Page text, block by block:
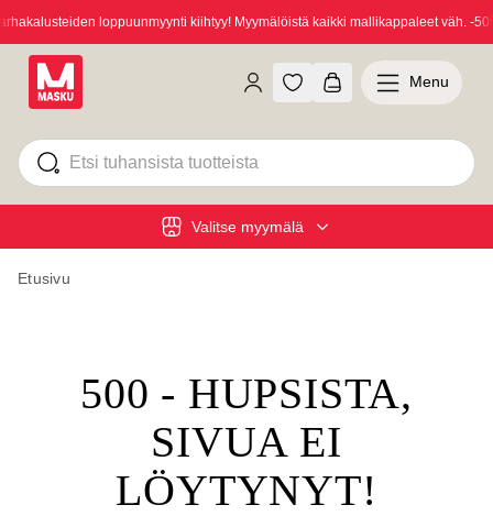
loppuunmyynti kiihtyy! Myymälöistä kaikki mallikappaleet väh. -
Valitse myymälä
Menu
Etusivu
500 - HUPSISTA,
SIVUA EI
LÖYTYNYT!